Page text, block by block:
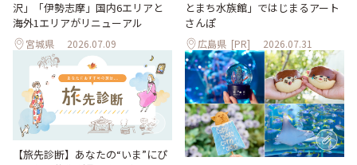
沢」「伊勢志摩」国内6エリアと
海外1エリアがリニューアル
宮城県 2026.07.09
とまち水族館」ではじまるアート
さんぽ
広島県 [PR] 2026.07.31
【旅先診断】あなたの“いま”にぴ